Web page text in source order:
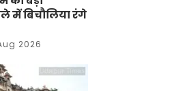
में बिचौलिया रंगे
2026